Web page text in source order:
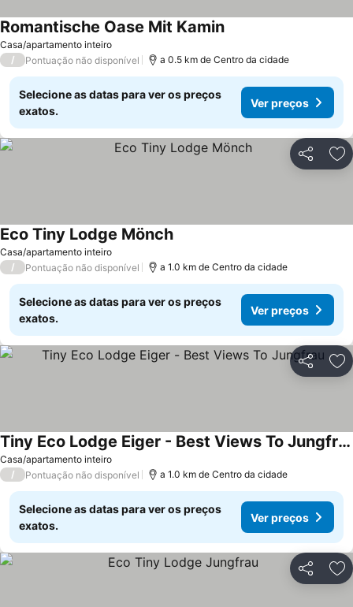
Casa/apartamento inteiro
Romantische Oase Mit Kamin
/ Pontuação não disponível a 0.5 km de Centro da cidade
Selecione as datas para ver os preços
exatos.
Ver preços
Partilhar
Casa/apartamento inteiro
Eco Tiny Lodge Mönch
/ Pontuação não disponível a 1.0 km de Centro da cidade
Selecione as datas para ver os preços
exatos.
Ver preços
Partilhar
Casa/apartamento inteiro
Tiny Eco Lodge Eiger - Best Views To Jungfrau
/ Pontuação não disponível a 1.0 km de Centro da cidade
Selecione as datas para ver os preços
exatos.
Ver preços
Partilhar